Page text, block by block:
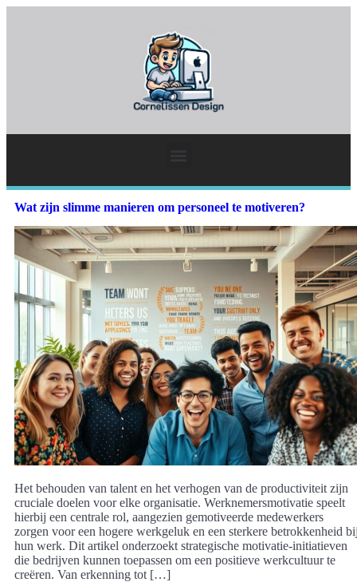
Wat zijn slimme manieren om personeel te motiveren?
Het behouden van talent en het verhogen van de productiviteit zijn
cruciale doelen voor elke organisatie. Werknemersmotivatie speelt
hierbij een centrale rol, aangezien gemotiveerde medewerkers
zorgen voor een hogere werkgeluk en een sterkere betrokkenheid
hun werk. Dit artikel onderzoekt strategische motivatie-initiatieven
die bedrijven kunnen toepassen om een positieve werkcultuur te
creëren. Van erkenning tot […]